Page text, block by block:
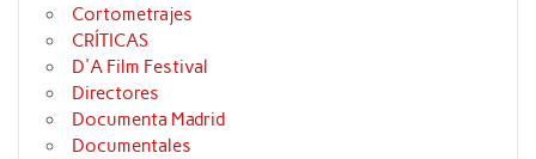
Cortometrajes
CRÍTICAS
D'A Film Festival
Directores
Documenta Madrid
Documentales